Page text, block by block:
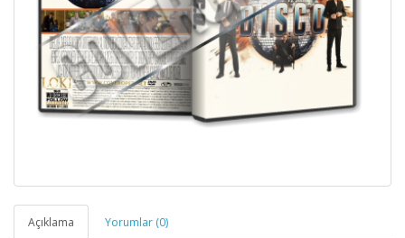
Açıklama Yorumlar (0)